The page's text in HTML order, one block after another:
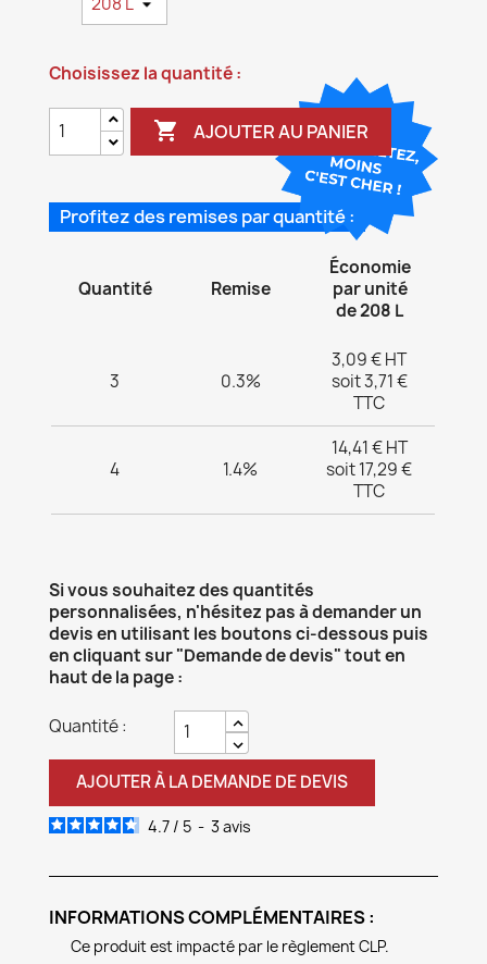
Choisissez la quantité :
 AJOUTER AU PANIER
Profitez des remises par quantité :
Quantité Remise
Économie
par unité
de 208 L
3 0.3%
3,09 € HT
soit 3,71 €
TTC
4 1.4%
14,41 € HT
soit 17,29 €
TTC
Si vous souhaitez des quantités
personnalisées, n'hésitez pas à demander un
devis en utilisant les boutons ci-dessous puis
en cliquant sur "Demande de devis" tout en
haut de la page :
Quantité :
AJOUTER À LA DEMANDE DE DEVIS
4.7 / 5 - 3avis
INFORMATIONS COMPLÉMENTAIRES :
Ce produit est impacté par le règlement CLP.